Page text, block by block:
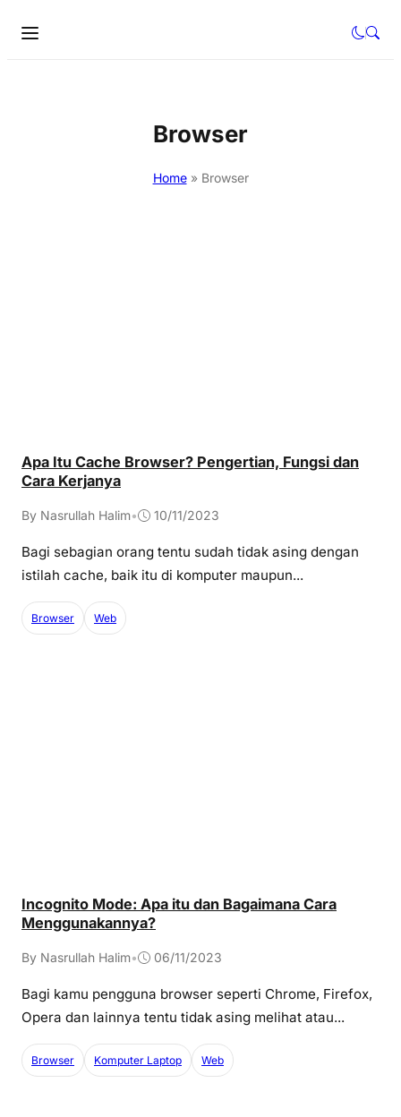
Browser
Home» Browser
Apa Itu Cache Browser? Pengertian, Fungsi dan
Cara Kerjanya
By Nasrullah Halim• 10/11/2023
Bagi sebagian orang tentu sudah tidak asing dengan
istilah cache, baik itu di komputer maupun...
Browser Web
Incognito Mode: Apa itu dan Bagaimana Cara
Menggunakannya?
By Nasrullah Halim• 06/11/2023
Bagi kamu pengguna browser seperti Chrome, Firefox,
Opera dan lainnya tentu tidak asing melihat atau...
Browser Komputer Laptop Web